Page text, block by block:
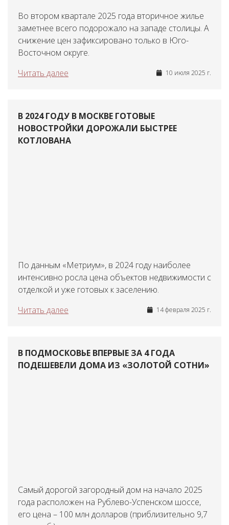
Во втором квартале 2025 года вторичное жилье
заметнее всего подорожало на западе столицы. А
снижение цен зафиксировано только в Юго-
Восточном округе.
Читать далее
10 июля 2025 г.
В 2024 ГОДУ В МОСКВЕ ГОТОВЫЕ
НОВОСТРОЙКИ ДОРОЖАЛИ БЫСТРЕЕ
КОТЛОВАНА
По данным «Метриум», в 2024 году наиболее
интенсивно росла цена объектов недвижимости с
отделкой и уже готовых к заселению.
Читать далее
14 февраля 2025 г.
В ПОДМОСКОВЬЕ ВПЕРВЫЕ ЗА 4 ГОДА
ПОДЕШЕВЕЛИ ДОМА ИЗ «ЗОЛОТОЙ СОТНИ»
Самый дорогой загородный дом на начало 2025
года расположен на Рублево-Успенском шоссе,
его цена – 100 млн долларов (приблизительно 9,7